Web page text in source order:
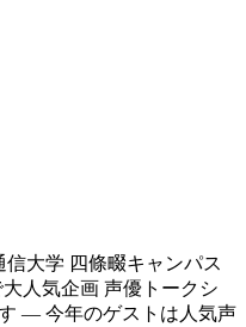
大学 四條畷キャンパス
人気企画 声優トークシ
— 今年のゲストは人気声